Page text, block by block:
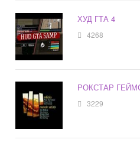
ХУД ГТА 4
4268
РОКСТАР
3229